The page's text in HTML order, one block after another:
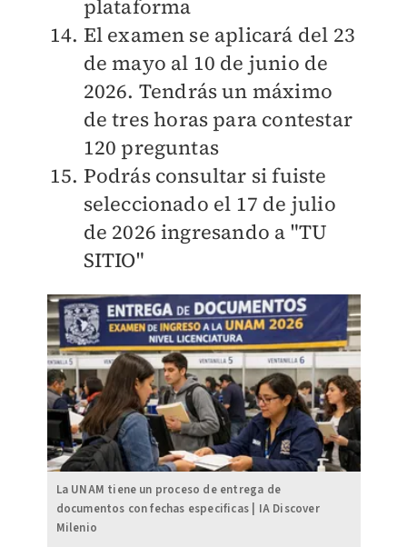
plataforma
El examen se aplicará del 23
de mayo al 10 de junio de
2026. Tendrás un máximo
de tres horas para contestar
120 preguntas
Podrás consultar si fuiste
seleccionado el 17 de julio
de 2026 ingresando a "TU
SITIO"
La UNAM tiene un proceso de entrega de
documentos con fechas especificas | IA Discover
Milenio